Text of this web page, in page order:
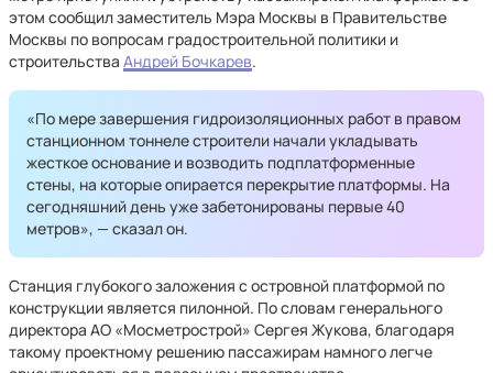
этом сообщил заместитель Мэра Москвы в Правительстве
Москвы по вопросам градостроительной политики и
строительства Андрей Бочкарев.
«По мере завершения гидроизоляционных работ в правом
станционном тоннеле строители начали укладывать
жесткое основание и возводить подплатформенные
стены, на которые опирается перекрытие платформы. На
сегодняшний день уже забетонированы первые 40
метров», — сказал он.
Станция глубокого заложения с островной платформой по
конструкции является пилонной. По словам генерального
директора АО «Мосметрострой» Сергея Жукова, благодаря
такому проектному решению пассажирам намного легче